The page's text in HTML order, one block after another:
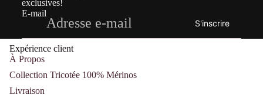
exclusives!
E-mail
S'inscrire
Expérience client
À Propos
Collection Tricotée 100% Mérinos
Livraison